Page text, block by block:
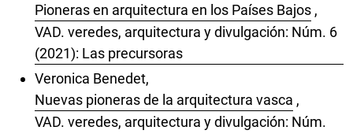
Pioneras en arquitectura en los Países Bajos ,
VAD. veredes, arquitectura y divulgación: Núm. 6
(2021): Las precursoras
Veronica Benedet,
Nuevas pioneras de la arquitectura vasca ,
VAD. veredes, arquitectura y divulgación: Núm.